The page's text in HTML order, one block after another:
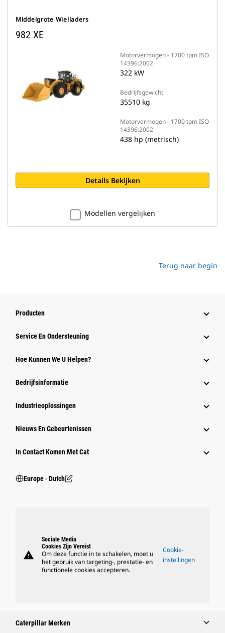
Middelgrote Wielladers
982 XE
Motorvermogen - 1700 tpm ISO
14396:2002
322 kW
Bedrijfsgewicht
35510 kg
Motorvermogen - 1700 tpm ISO
14396:2002
438 hp (metrisch)
Details Bekijken
Modellen vergelijken
Terug naar begin
Producten
Service En Ondersteuning
Hoe Kunnen We U Helpen?
Bedrijfsinformatie
Industrieoplossingen
Nieuws En Gebeurtenissen
In Contact Komen Met Cat
Europe ‧ Dutch
warning
Sociale Media
Cookies Zijn Vereist
Om deze functie in te schakelen, moet u
het gebruik van targeting-, prestatie- en
functionele cookies accepteren.
Cookie-
instellingen
Caterpillar Merken